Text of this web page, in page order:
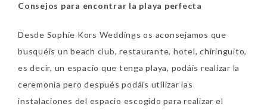
Consejos para encontrar la playa perfecta
Desde Sophie Kors Weddings os aconsejamos que
busquéis un beach club, restaurante, hotel, chiringuito,
es decir, un espacio que tenga playa, podáis realizar la
ceremonia pero después podáis utilizar las
instalaciones del espacio escogido para realizar el